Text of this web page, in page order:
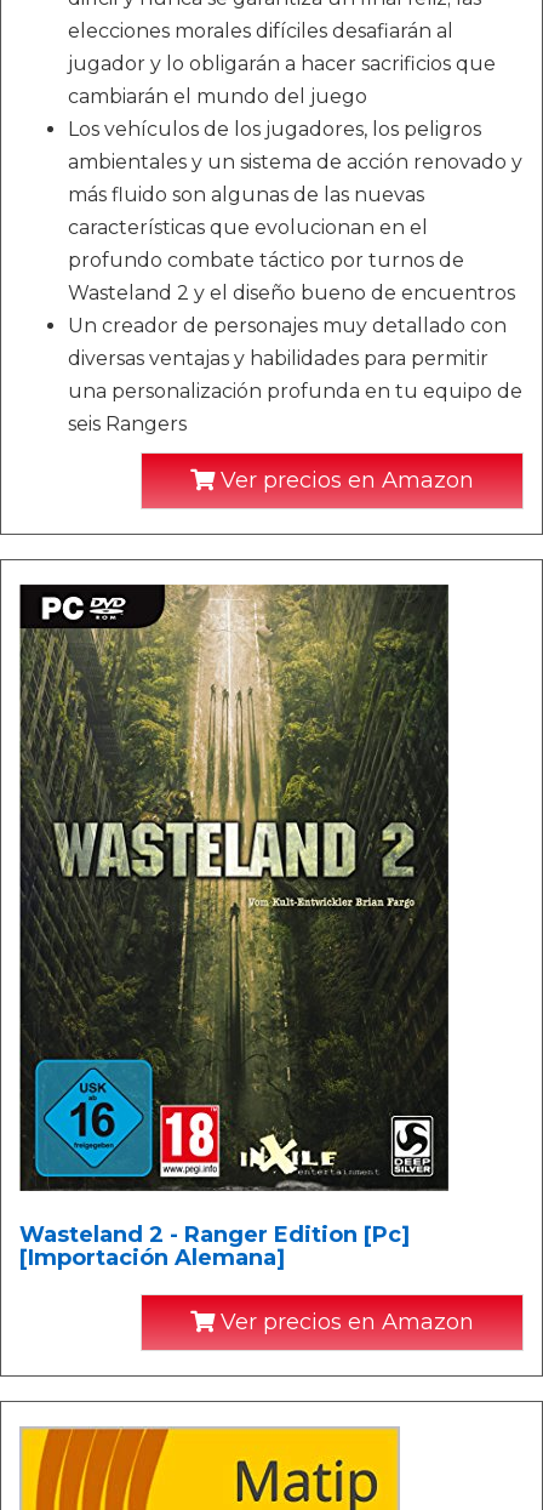
elecciones morales difíciles desafiarán al
jugador y lo obligarán a hacer sacrificios que
cambiarán el mundo del juego
Los vehículos de los jugadores, los peligros
ambientales y un sistema de acción renovado y
más fluido son algunas de las nuevas
características que evolucionan en el
profundo combate táctico por turnos de
Wasteland 2 y el diseño bueno de encuentros
Un creador de personajes muy detallado con
diversas ventajas y habilidades para permitir
una personalización profunda en tu equipo de
seis Rangers
Ver precios en Amazon
Wasteland 2 - Ranger Edition [Pc]
[Importación Alemana]
Ver precios en Amazon